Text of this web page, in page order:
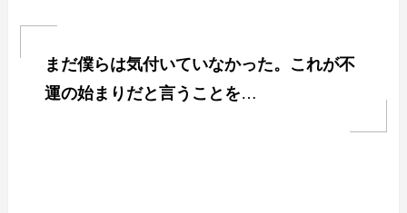
まだ僕らは気付いていなかった。これが不
運の始まりだと言うことを…